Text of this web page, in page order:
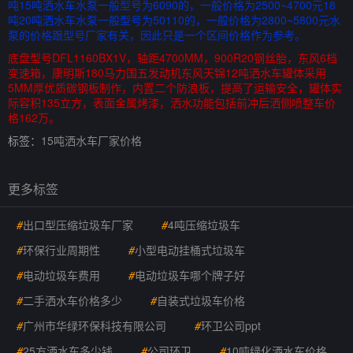
吨15吨洒水车水泵一般型号为6090的，一般价格为2500~4700元18
吨20吨洒水车水泵一般型号为50110的，一般价格为2800~5800元水
泵的价格跟型号厂家有关，因此只是一个区间价格作为参考。
底盘型号DFL1160BX1V，轴距4700MM，900R20钢丝胎，东风6档
变速箱，康明斯180马力国五发动机东风天锦12吨洒水车罐体采用
5MM厚优质碳钢板制作，内置二个防浪板，提高了运输安全，罐体实
际容积135立方，表面金属烤漆，洒水功能包括前冲后洒侧喷整车价
格162万。
标签： 15吨洒水车厂家价格
更多标签
#出口型压缩垃圾车厂家 #4吨压缩垃圾车
#环保行业周期性 #小型电动挂桶式垃圾车
#电动垃圾车费用 #电动垃圾车哪个牌子好
#二手洒水车价格多少 #自装式垃圾车价格
#广州市华绿环保科技有限公司 #环卫公司ppt